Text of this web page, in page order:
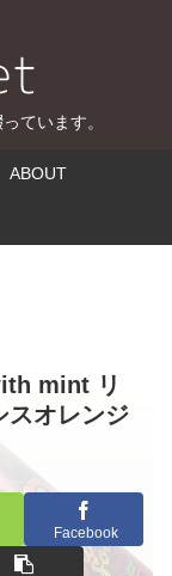
ています。
ABOUT
mint リ
スオレンジ
Facebook